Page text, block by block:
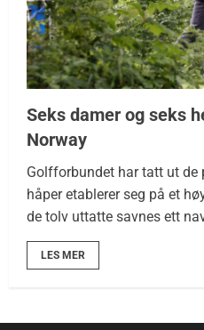
Seks damer og seks
Norway
Golfforbundet har tatt ut de
håper etablerer seg på et
de tolv uttatte savnes ett
LES MER